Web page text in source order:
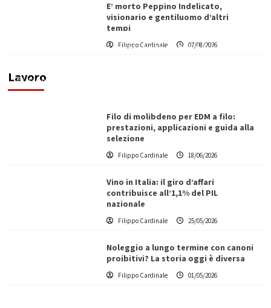
E’ morto Peppino Indelicato,
visionario e gentiluomo d’altri
tempi
Filippo Cardinale 07/08/2026
Lavoro
L’ingegnere saccense Buscarnera partner chiave
di un progetto transnazionale per la transizione
Filippo Cardinale
Filo di molibdeno per EDM a filo:
prestazioni, applicazioni e guida alla
selezione
Filippo Cardinale 18/06/2026
Vino in Italia: il giro d’affari
contribuisce all’1,1% del PIL
nazionale
Filippo Cardinale 25/05/2026
Noleggio a lungo termine con canoni
proibitivi? La storia oggi è diversa
Filippo Cardinale 01/05/2026